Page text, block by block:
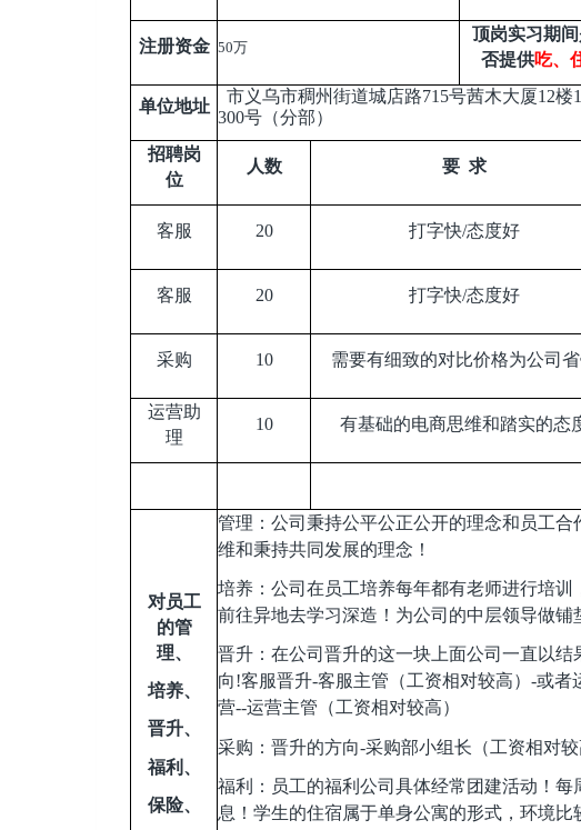
注册资金 50万
顶岗实习期
否提供吃、
单位地址
市义乌市稠州街道城店路715号茜木大厦12
300号（分部）
招聘岗
位
人数 要 求
客服 20 打字快/态度好
客服 20 打字快/态度好
采购 10 需要有细致的对比价格为公司
运营助
理
10 有基础的电商思维和踏实的态
对员工
的管
理、
培养、
晋升、
福利、
保险、
管理：公司秉持公平公正公开的理念和员工
维和秉持共同发展的理念！
培养：公司在员工培养每年都有老师进行培训
前往异地去学习深造！为公司的中层领导做铺
晋升：在公司晋升的这一块上面公司一直以
向!客服晋升-客服主管（工资相对较高）-或
营--运营主管（工资相对较高）
采购：晋升的方向-采购部小组长（工资相对较
福利：员工的福利公司具体经常团建活动！
息！学生的住宿属于单身公寓的形式，环境比